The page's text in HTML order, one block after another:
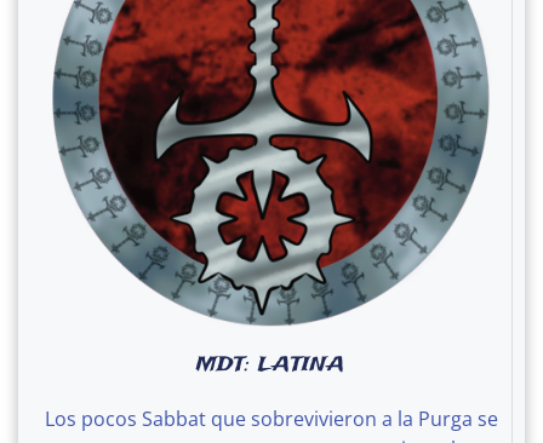
MDT: LATINA
Los pocos Sabbat que sobrevivieron a la Purga se